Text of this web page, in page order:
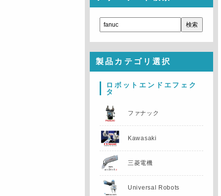
製品カテゴリ選択
ロボットエンドエフェク
タ
ファナック
Kawasaki
三菱電機
Universal Robots